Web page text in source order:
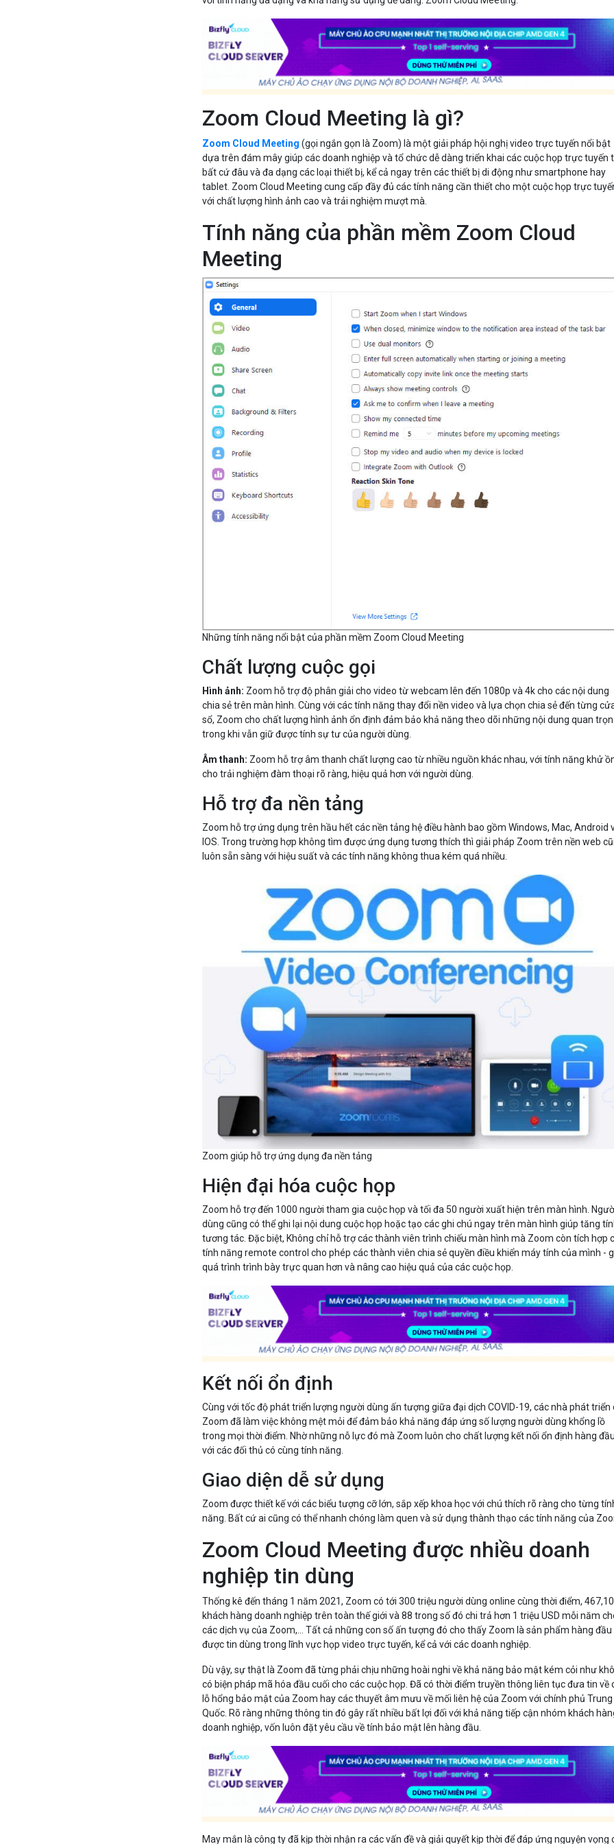
Zoom Cloud Meeting là gì?
Zoom Cloud Meeting (gọi ngắn gọn là Zoom) là một giải pháp hội nghị video trực tuyến nổi bật
dựa trên đám mây giúp các doanh nghiệp và tổ chức dễ dàng triển khai các cuộc họp trực tuyến
bất cứ đâu và đa dạng các loại thiết bị, kể cả ngay trên các thiết bị di động như smartphone hay
tablet. Zoom Cloud Meeting cung cấp đầy đủ các tính năng cần thiết cho một cuộc họp trực
với chất lượng hình ảnh cao và trải nghiệm mượt mà.
Tính năng của phần mềm Zoom Cloud
Meeting
Những tính năng nổi bật của phần mềm Zoom Cloud Meeting
Chất lượng cuộc gọi
Hình ảnh: Zoom hỗ trợ độ phân giải cho video từ webcam lên đến 1080p và 4k cho các nội dung
chia sẻ trên màn hình. Cùng với các tính năng thay đổi nền video và lựa chọn chia sẻ đến từng
sổ, Zoom cho chất lượng hình ảnh ổn định đảm bảo khả năng theo dõi những nội dung quan
trong khi vẫn giữ được tính sự tư của người dùng.
Âm thanh: Zoom hỗ trợ âm thanh chất lượng cao từ nhiều nguồn khác nhau, với tính năng khử
cho trải nghiệm đàm thoại rõ ràng, hiệu quả hơn với người dùng.
Hỗ trợ đa nền tảng
Zoom hỗ trợ ứng dụng trên hầu hết các nền tảng hệ điều hành bao gồm Windows, Mac, Android
IOS. Trong trường hợp không tìm được ứng dụng tương thích thì giải pháp Zoom trên nền web
luôn sẵn sàng với hiệu suất và các tính năng không thua kém quá nhiều.
Zoom giúp hỗ trợ ứng dụng đa nền tảng
Hiện đại hóa cuộc họp
Zoom hỗ trợ đến 1000 người tham gia cuộc họp và tối đa 50 người xuất hiện trên màn hình.
dùng cũng có thể ghi lại nội dung cuộc họp hoặc tạo các ghi chú ngay trên màn hình giúp tăng
tương tác. Đặc biệt, Không chỉ hỗ trợ các thành viên trình chiếu màn hình mà Zoom còn tích hợp
tính năng remote control cho phép các thành viên chia sẻ quyền điều khiển máy tính của mình -
quá trình trình bày trực quan hơn và nâng cao hiệu quả của các cuộc họp.
Kết nối ổn định
Cùng với tốc độ phát triển lượng người dùng ấn tượng giữa đại dịch COVID-19, các nhà phát triển
Zoom đã làm việc không mệt mỏi để đảm bảo khả năng đáp ứng số lượng người dùng khổng lồ
trong mọi thời điểm. Nhờ những nỗ lực đó mà Zoom luôn cho chất lượng kết nối ổn định hàng
với các đối thủ có cùng tính năng.
Giao diện dễ sử dụng
Zoom được thiết kế với các biểu tượng cỡ lớn, sắp xếp khoa học với chú thích rõ ràng cho từng
năng. Bất cứ ai cũng có thể nhanh chóng làm quen và sử dụng thành thạo các tính năng của
Zoom Cloud Meeting được nhiều doanh
nghiệp tin dùng
Thống kê đến tháng 1 năm 2021, Zoom có tới 300 triệu người dùng online cùng thời điểm,
khách hàng doanh nghiệp trên toàn thế giới và 88 trong số đó chi trả hơn 1 triệu USD mỗi năm
các dịch vụ của Zoom,… Tất cả những con số ấn tượng đó cho thấy Zoom là sản phẩm hàng đầu
được tin dùng trong lĩnh vực họp video trực tuyến, kể cả với các doanh nghiệp.
Dù vậy, sự thật là Zoom đã từng phải chịu những hoài nghi về khả năng bảo mật kém cỏi như
có biện pháp mã hóa đầu cuối cho các cuộc họp. Đã có thời điểm truyền thông liên tục đưa tin về
lỗ hổng bảo mật của Zoom hay các thuyết âm mưu về mối liên hệ của Zoom với chính phủ Trung
Quốc. Rõ ràng những thông tin đó gây rất nhiều bất lợi đối với khả năng tiếp cận nhóm khách
doanh nghiệp, vốn luôn đặt yêu cầu về tính bảo mật lên hàng đầu.
May mắn là công ty đã kịp thời nhận ra các vấn đề và giải quyết kịp thời để đáp ứng nguyện vọng